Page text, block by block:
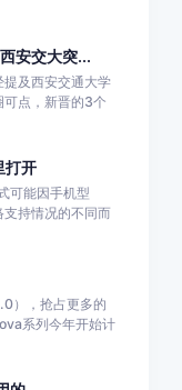
安交大突...
及西安交通大学
点，新晋的3个
打开
可能因手机型
持情况的不同而
），抢占更多的
系列今年开始计